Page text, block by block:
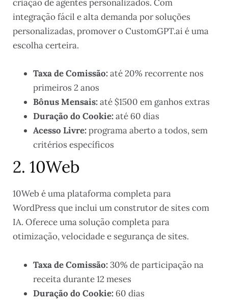
criação de agentes personalizados. Com
integração fácil e alta demanda por soluções
personalizadas, promover o CustomGPT.ai é uma
escolha certeira.
Taxa de Comissão:até 20% recorrente nos
primeiros 2 anos
Bônus Mensais:até $1500 em ganhos extras
Duração do Cookie:até 60 dias
Acesso Livre:programa aberto a todos, sem
critérios específicos
2. 10Web
10Web é uma plataforma completa para
WordPress que inclui um construtor de sites com
IA. Oferece uma solução completa para
otimização, velocidade e segurança de sites.
Taxa de Comissão: 30% de participação na
receita durante 12 meses
Duração do Cookie: 60 dias